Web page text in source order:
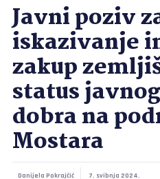
Javni poziv
iskazivanje
zakup
status
dobra na
Mostara
Danijela Pokrajčić 7. svibnja 2024.